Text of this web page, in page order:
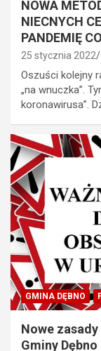
NOWA
NIECNYCH
PANDEMIĘ
25 stycznia 2022
Oszuści kolejny
„na wnuczka”.
koronawirusa”.
GMINA DĘBNO
Nowe
Gminy